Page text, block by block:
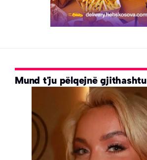
Mund t'ju pëlqejnë gjithashtu